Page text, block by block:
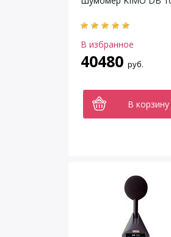
В избранное
40480 руб.
В корзину